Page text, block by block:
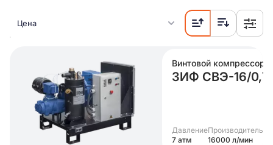
Цена
Винтовой компрессор
ЗИФ СВЭ-16/0,7
Давление
7 атм
16000 л/мин